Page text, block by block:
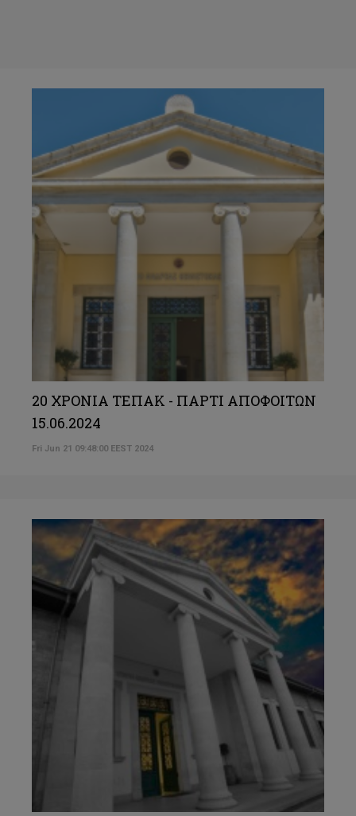
20 ΧΡΟΝΙΑ ΤΕΠΑΚ - ΠΑΡΤΙ ΑΠΟΦΟΙΤΩΝ
15.06.2024
Fri Jun 21 09:48:00 EEST 2024